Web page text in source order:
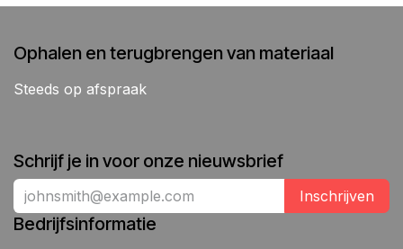
Ophalen en terugbrengen van materiaal
Steeds op afspraak
Schrijf je in voor onze nieuwsbrief
Inschrijven
Bedrijfsinformatie